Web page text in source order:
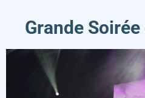
Grande